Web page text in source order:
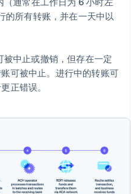
的所有转账，并在一天中以
中止或撤销，但存在一定
可被中止。进行中的转账可
正错误。